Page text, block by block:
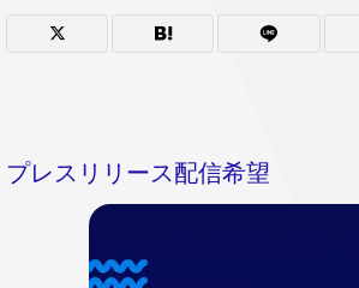
プレスリリース配信希望